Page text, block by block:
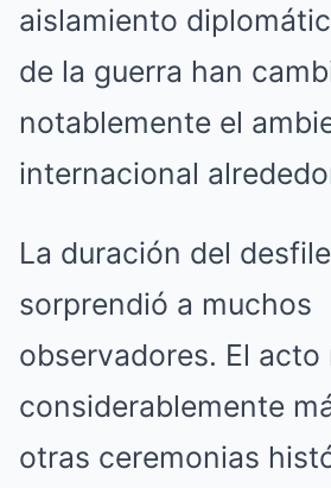
aislamiento
de la guerra han
notablemente el
internacional
La duración del
sorprendió a muchos
observadores. El
considerablemente
otras ceremonias